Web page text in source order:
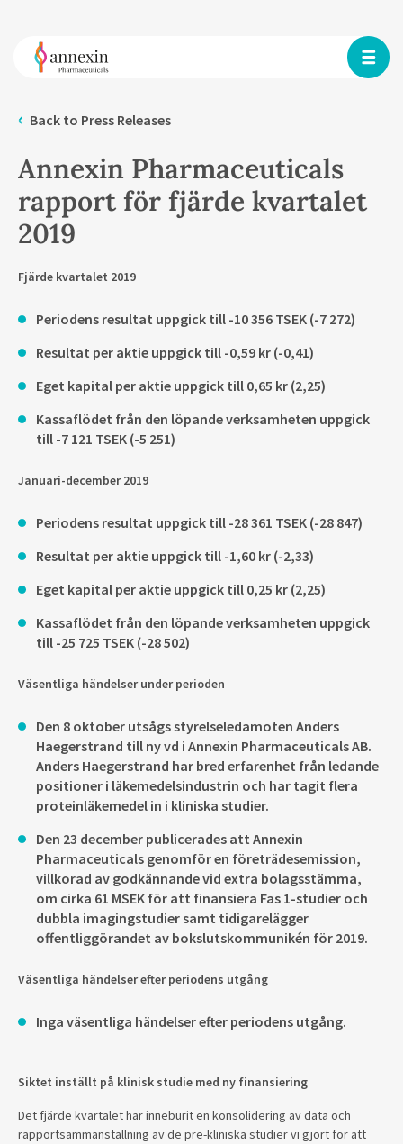
Back to Press Releases
Annexin Pharmaceuticals
rapport för fjärde kvartalet
2019
Fjärde kvartalet 2019
Periodens resultat uppgick till -10 356 TSEK (-7 272)
Resultat per aktie uppgick till -0,59 kr (-0,41)
Eget kapital per aktie uppgick till 0,65 kr (2,25)
Kassaflödet från den löpande verksamheten uppgick
till -7 121 TSEK (-5 251)
Januari-december 2019
Periodens resultat uppgick till -28 361 TSEK (-28 847)
Resultat per aktie uppgick till -1,60 kr (-2,33)
Eget kapital per aktie uppgick till 0,25 kr (2,25)
Kassaflödet från den löpande verksamheten uppgick
till -25 725 TSEK (-28 502)
Väsentliga händelser under perioden
Den 8 oktober utsågs styrelseledamoten Anders
Haegerstrand till ny vd i Annexin Pharmaceuticals AB.
Anders Haegerstrand har bred erfarenhet från ledande
positioner i läkemedelsindustrin och har tagit flera
proteinläkemedel in i kliniska studier.
Den 23 december publicerades att Annexin
Pharmaceuticals genomför en företrädesemission,
villkorad av godkännande vid extra bolagsstämma,
om cirka 61 MSEK för att finansiera Fas 1-studier och
dubbla imagingstudier samt tidigarelägger
offentliggörandet av bokslutskommunikén för 2019.
Väsentliga händelser efter periodens utgång
Inga väsentliga händelser efter periodens utgång.
Siktet inställt på klinisk studie med ny finansiering
Det fjärde kvartalet har inneburit en konsolidering av data och
rapportsammanställning av de pre-kliniska studier vi gjort för att